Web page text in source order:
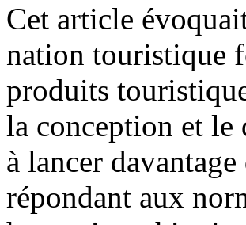
Cet article
nation touristique
produits
la conception et le
à lancer
répondant aux